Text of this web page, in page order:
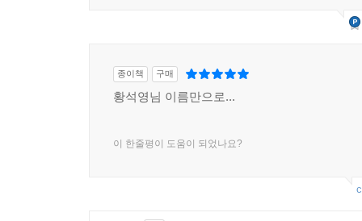
종이책 구매
황석영님 이름만으로...
이 한줄평이 도움이 되었나요?